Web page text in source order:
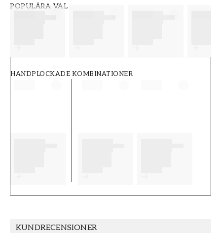
POPULÄRA VAL
HANDPLOCKADE KOMBINATIONER
KUNDRECENSIONER